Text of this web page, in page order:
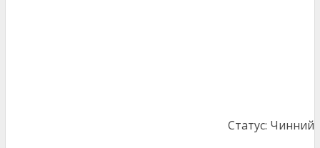
Статус: Чинний